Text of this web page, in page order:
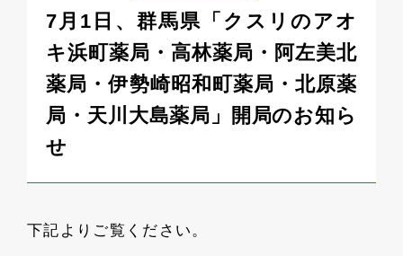
7月1日、群馬県「クスリのアオ
キ浜町薬局・高林薬局・阿左美北
薬局・伊勢崎昭和町薬局・北原薬
局・天川大島薬局」開局のお知ら
せ
下記よりご覧ください。